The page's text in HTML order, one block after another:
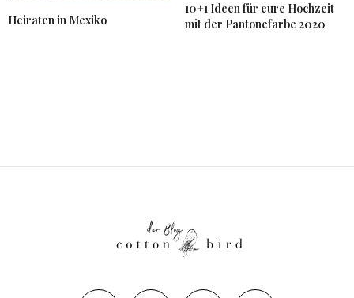
Heiraten in Mexiko
10+1 Ideen für eure Hochzeit
mit der Pantonefarbe 2020